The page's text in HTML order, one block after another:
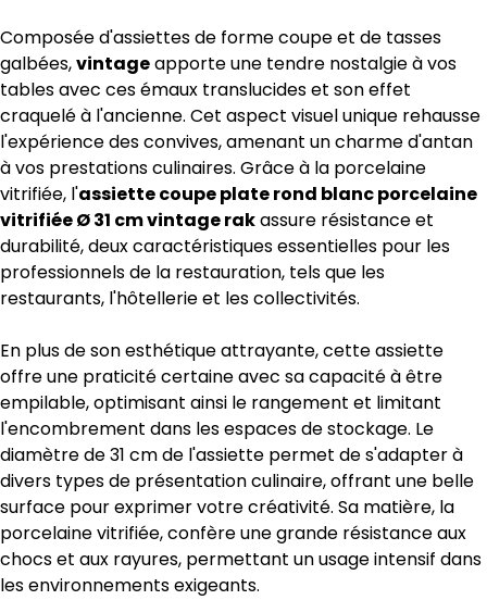
Composée d'assiettes de forme coupe et de tasses
galbées,vintageapporte une tendre nostalgie à vos
tables avec ces émaux translucides et son effet
craquelé à l'ancienne. Cet aspect visuel unique rehausse
l'expérience des convives, amenant un charme d'antan
à vos prestations culinaires. Grâce à la porcelaine
vitrifiée, l'assiette coupe plate rond blanc porcelaine
vitrifiée Ø 31 cm vintage rakassure résistance et
durabilité, deux caractéristiques essentielles pour les
professionnels de la restauration, tels que les
restaurants, l'hôtellerie et les collectivités.
En plus de son esthétique attrayante, cette assiette
offre une praticité certaine avec sa capacité à être
empilable, optimisant ainsi le rangement et limitant
l'encombrement dans les espaces de stockage. Le
diamètre de 31 cm de l'assiette permet de s'adapter à
divers types de présentation culinaire, offrant une belle
surface pour exprimer votre créativité. Sa matière, la
porcelaine vitrifiée, confère une grande résistance aux
chocs et aux rayures, permettant un usage intensif dans
les environnements exigeants.